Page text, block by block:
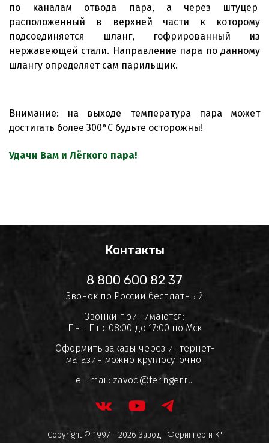
по каналам отвода пара, а через штуцер
расположенный в верхней части к которому
подсоединяется шланг, гофрированный из
нержавеющей стали. Направление пара по данному
шлангу определяет сам парильщик.
Внимание: на выходе температура пара может
достигать более 300°С будьте осторожны!
Удачи Вам и Лёгкого пара!
Контакты
8 800 600 82 37
Звонок по России бесплатный
Звонки принимаются:
Пн - Пт с 08:00 до 17:00 по Мск
Оформить заказы через интернет-
магазин можно круглосуточно.
e - mail: zavod@feringer.ru
Copyright © 1997 - 2026 Завод "Ферингер и К"